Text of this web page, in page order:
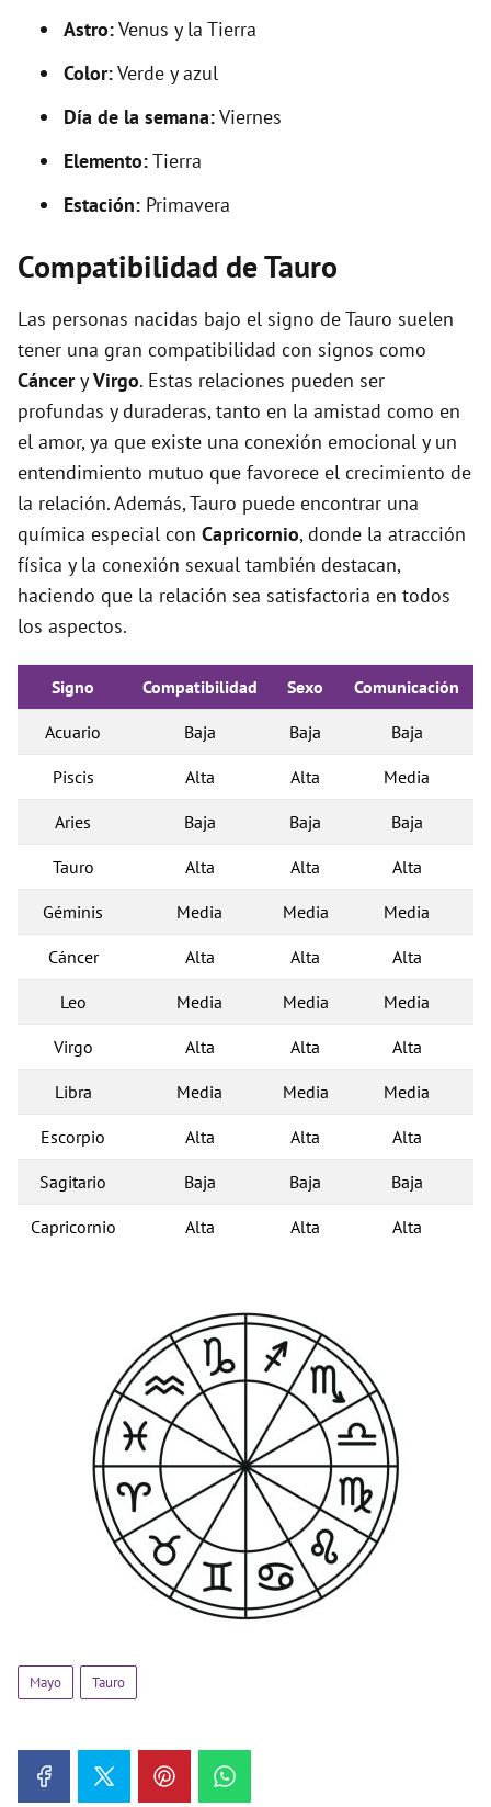
Astro:Venus y la Tierra
Color:Verde y azul
Día de la semana:Viernes
Elemento:Tierra
Estación: Primavera
Compatibilidad de Tauro
Las personas nacidas bajo el signo de Tauro suelen
tener una gran compatibilidad con signos como
CánceryVirgo. Estas relaciones pueden ser
profundas y duraderas, tanto en la amistad como en
el amor, ya que existe una conexión emocional y un
entendimiento mutuo que favorece el crecimiento de
la relación. Además, Tauro puede encontrar una
química especial con Capricornio, donde la atracción
física y la conexión sexual también destacan,
haciendo que la relación sea satisfactoria en todos
los aspectos.
Signo Compatibilidad Sexo Comunicación
Acuario Baja Baja Baja
Piscis Alta Alta Media
Aries Baja Baja Baja
Tauro Alta Alta Alta
Géminis Media Media Media
Cáncer Alta Alta Alta
Leo Media Media Media
Virgo Alta Alta Alta
Libra Media Media Media
Escorpio Alta Alta Alta
Sagitario Baja Baja Baja
Capricornio Alta Alta Alta
Mayo Tauro